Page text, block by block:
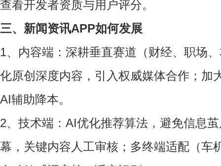
查看开发者资质与用户评分。
三、新闻资讯APP如何发展
1、内容端：深耕垂直赛道（财经、职场
化原创深度内容，引入权威媒体合作；加
AI辅助降本。
2、技术端：AI优化推荐算法，避免信息
幕，关键内容人工审核；多终端适配（车